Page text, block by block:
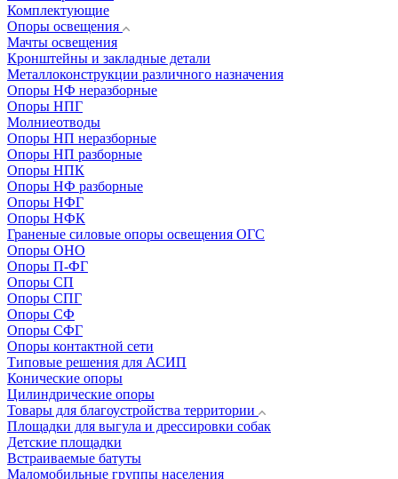
Комплектующие
Опоры освещения
Мачты освещения
Кронштейны и закладные детали
Металлоконструкции различного назначения
Опоры НФ неразборные
Опоры НПГ
Молниеотводы
Опоры НП неразборные
Опоры НП разборные
Опоры НПК
Опоры НФ разборные
Опоры НФГ
Опоры НФК
Граненые силовые опоры освещения ОГС
Опоры ОНО
Опоры П-ФГ
Опоры СП
Опоры СПГ
Опоры СФ
Опоры СФГ
Опоры контактной сети
Типовые решения для АСИП
Конические опоры
Цилиндрические опоры
Товары для благоустройства территории
Площадки для выгула и дрессировки собак
Детские площадки
Встраиваемые батуты
Маломобильные группы населения